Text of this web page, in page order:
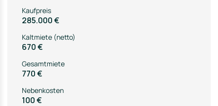
Kaufpreis
285.000 €
Kaltmiete (netto)
670 €
Gesamtmiete
770 €
Nebenkosten
100 €